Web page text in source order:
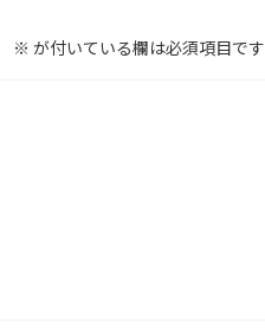
※ が付いている欄は必須項目です